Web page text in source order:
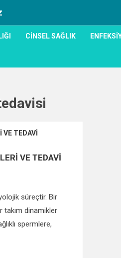
CINSEL SAĞLIK
VE TEDAVİ
süreçtir. Bir
takım dinamikler
spermlere,